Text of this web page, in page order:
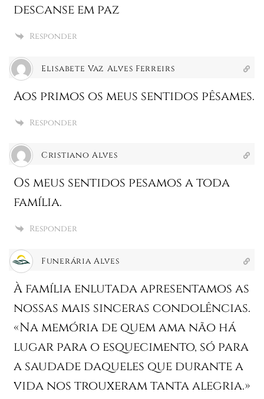
descanse em paz
Responder
Elisabete Vaz Alves Ferreirs
Aos primos os meus sentidos pêsames.
Responder
Cristiano Alves
Os meus sentidos pesamos a toda
família.
Responder
Funerária Alves
À família enlutada apresentamos as
nossas mais sinceras condolências.
«Na memória de quem ama não há
lugar para o esquecimento, só para
a saudade daqueles que durante a
vida nos trouxeram tanta alegria.»